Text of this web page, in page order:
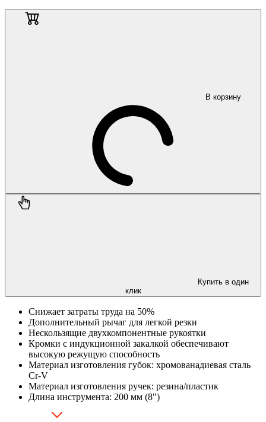
В корзину
Купить в один
клик
Снижает затраты труда на 50%
Дополнительный рычаг для легкой резки
Нескользящие двухкомпонентные рукоятки
Кромки с индукционной закалкой обеспечивают
высокую режущую способность
Материал изготовления губок: хромованадиевая сталь
Cr-V
Материал изготовления ручек: резина/пластик
Длина инструмента: 200 мм (8")